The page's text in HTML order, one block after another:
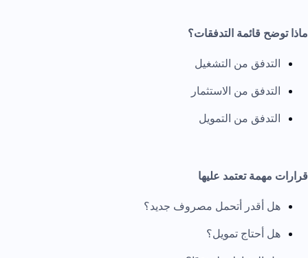
ماذا توضح قائمة التدفقات؟
التدفق من التشغيل
التدفق من الاستثمار
التدفق من التمويل
قرارات مهمة تعتمد عليها
هل أقدر أتحمل مصروف جديد؟
هل أحتاج تمويل؟